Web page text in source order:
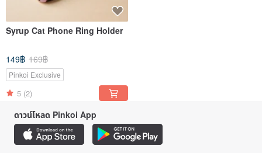
Syrup Cat Phone Ring Holder
149฿ 169฿
Pinkoi Exclusive
5 (2)
ดาวน์โหลด Pinkoi App